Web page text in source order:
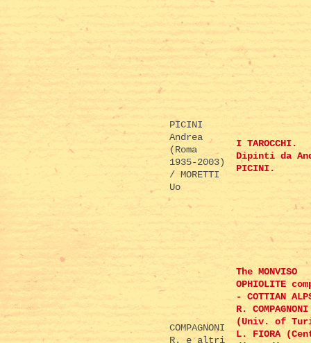
PICINI
Andrea
(Roma
1935-2003)
/ MORETTI
Uo
I TAROCCHI.
Dipinti da
PICINI.
COMPAGNONI
R. e altri
The MONVISO
OPHIOLITE
- COTTIAN
R. COMPAGNONI
(Univ. of
L. FIORA